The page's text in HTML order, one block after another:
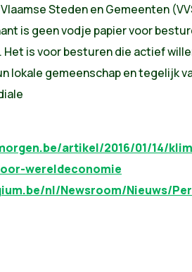
Steden en Gemeenten
is geen vodje papier voor
is voor besturen die actief
lokale gemeenschap en tegelijk
artikel/2016/01/14/
wereldeconomie
nl/Newsroom/Nieuws/